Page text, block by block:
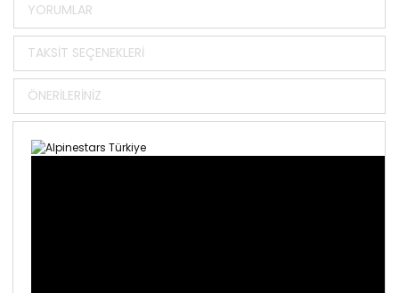
YORUMLAR
TAKSIT SEÇENEKLERI
ÖNERILERINIZ